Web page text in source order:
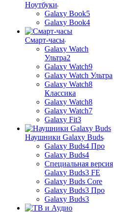
Ноутбуки
Galaxy Book5
Galaxy Book4
Смарт-часы
Galaxy Watch
Ультра2
Galaxy Watch9
Galaxy Watch Ультра
Galaxy Watch8
Классика
Galaxy Watch8
Galaxy Watch7
Galaxy Fit3
Наушники Galaxy Buds
Galaxy Buds4 Про
Galaxy Buds4
Специальная версия
Galaxy Buds3 FE
Galaxy Buds Core
Galaxy Buds3 Про
Galaxy Buds3